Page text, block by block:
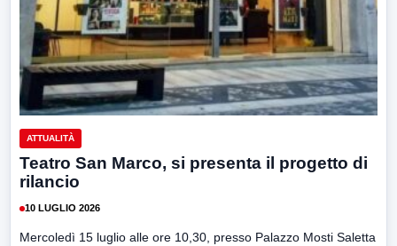
ATTUALITÀ
Teatro San Marco, si presenta il progetto di
rilancio
10 LUGLIO 2026
Mercoledì 15 luglio alle ore 10,30, presso Palazzo Mosti Saletta